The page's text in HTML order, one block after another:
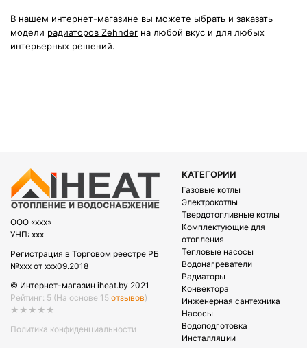
В нашем интернет-магазине вы можете ыбрать и заказать
модели радиаторов Zehnder на любой вкус и для любых
интерьерных решений.
OOO «xxx»
УНП: xxx
Регистрация в Торговом реестре РБ
№xxx от xxx09.2018
© Интернет-магазин iheat.by 2021
Рейтинг: 5 (На основе 15 отзывов)
★★★★★
Политика конфиденциальности
КАТЕГОРИИ
Газовые котлы
Электрокотлы
Твердотопливные котлы
Комплектующие для
отопления
Тепловые насосы
Водонагреватели
Радиаторы
Конвектора
Инженерная сантехника
Насосы
Водоподготовка
Инсталляции